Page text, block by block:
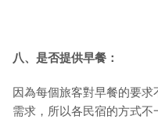
八、是否提供早餐：
因為每個旅客對早餐的要
需求，所以各民宿的方式